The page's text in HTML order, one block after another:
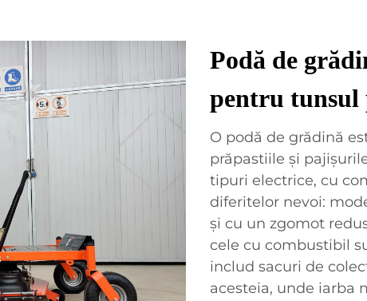
Podă de
pentru tunsul
O podă de grădină
prăpastiile și
tipuri electrice, cu
diferitelor nevoi:
și cu un zgomot
cele cu combustibil
includ sacuri de
acesteia, unde iarba